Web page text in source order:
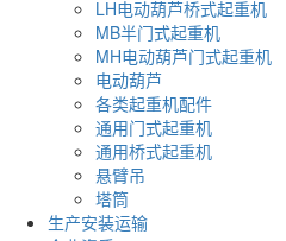
LH电动葫芦桥式起重机
MB半门式起重机
MH电动葫芦门式起重机
电动葫芦
各类起重机配件
通用门式起重机
通用桥式起重机
悬臂吊
塔筒
生产安装运输